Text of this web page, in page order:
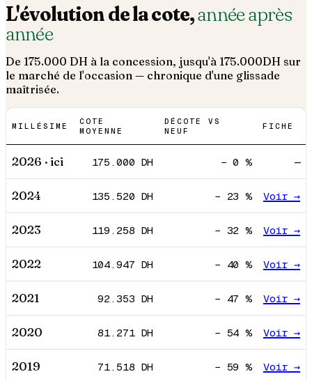
L'évolution de la cote,année après
année
De 175.000 DH à la concession, jusqu'à 175.000DH sur
le marché de l'occasion — chronique d'une glissade
maîtrisée.
MILLÉSIME
COTE
MOYENNE
DÉCOTE VS
NEUF
FICHE
2026 · ici 175.000 DH −0 % —
2024 135.520 DH − 23 % Voir →
2023 119.258 DH − 32 % Voir →
2022 104.947 DH − 40 % Voir →
2021 92.353 DH − 47 % Voir →
2020 81.271DH − 54 % Voir →
2019 71.518 DH − 59 % Voir →